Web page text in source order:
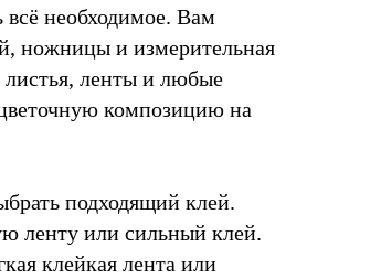
всё необходимое. Вам
ножницы и измерительная
листья, ленты и любые
композицию на
подходящий клей.
ленту или сильный клей.
клейкая лента или